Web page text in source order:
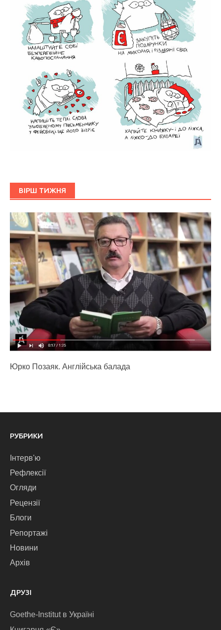
ВІРШ ТИЖНЯ
Юрко Позаяк. Англійська балада
РУБРИКИ
Інтерв'ю
Рефлексії
Огляди
Рецензії
Блоги
Репортажі
Новини
Архів
ДРУЗІ
Goethe-Institut в Україні